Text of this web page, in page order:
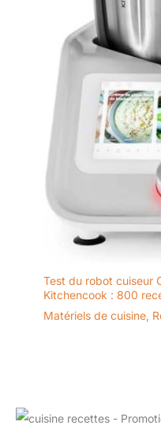
Test du robot cuiseur
Kitchencook : 800
Matériels de cuisine,